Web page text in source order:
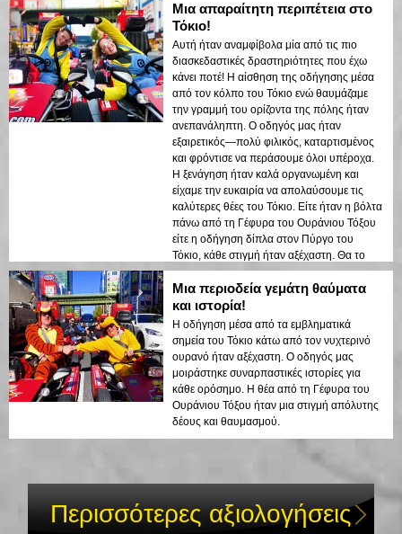
τη διάρκεια της εμπειρίας. Τα φώτα της
πόλης που αντανακλούν στον κόλπο
δημιούργησαν μια ονειρεμένη ατμόσφαιρα
που άφησε μια διαρκή εντύπωση. Αυτή η
ξενάγηση είναι ιδανική για τους επισκέπτες
που έρχονται για πρώτη φορά και θέλουν
έναν συνδυασμό περιπέτειας και
sightseeing. Η αντίθεση μεταξύ των
σύγχρονων δομών του Τόκιο και των
ιστορικών περιοχών αναδείχθηκε όμορφα
στα νυχτερινά φώτα. Θα συνιστούσα αυτή
την ξενάγηση σε οποιονδήποτε!
Μια απαραίτητη περιπέτεια στο
Τόκιο!
Αυτή ήταν αναμφίβολα μία από τις πιο
διασκεδαστικές δραστηριότητες που έχω
κάνει ποτέ! Η αίσθηση της οδήγησης μέσα
από τον κόλπο του Τόκιο ενώ θαυμάζαμε
την γραμμή του ορίζοντα της πόλης ήταν
ανεπανάληπτη. Ο οδηγός μας ήταν
εξαιρετικός—πολύ φιλικός, καταρτισμένος
και φρόντισε να περάσουμε όλοι υπέροχα.
Η ξενάγηση ήταν καλά οργανωμένη και
είχαμε την ευκαιρία να απολαύσουμε τις
καλύτερες θέες του Τόκιο. Είτε ήταν η βόλτα
πάνω από τη Γέφυρα του Ουράνιου Τόξου
είτε η οδήγηση δίπλα στον Πύργο του
Τόκιο, κάθε στιγμή ήταν αξέχαστη. Θα το
λέω σε όλους τους φίλους μου και
ανυπομονώ να το ξανακάνω!
Μια περιοδεία γεμάτη θαύματα
και ιστορία!
Η οδήγηση μέσα από τα εμβληματικά
σημεία του Τόκιο κάτω από τον νυχτερινό
ουρανό ήταν αξέχαστη. Ο οδηγός μας
μοιράστηκε συναρπαστικές ιστορίες για
κάθε ορόσημο. Η θέα από τη Γέφυρα του
Ουράνιου Τόξου ήταν μια στιγμή απόλυτης
δέους και θαυμασμού.
Περισσότερες αξιολογήσεις